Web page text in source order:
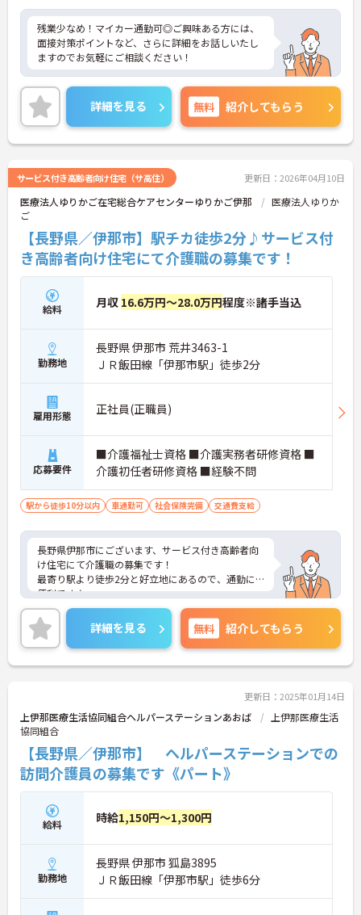
残業少なめ！マイカー通勤可◎ご興味ある方には、
面接対策ポイントなど、さらに詳細をお話しいたし
ますのでお気軽にご相談ください！
詳細を見る 無料 紹介してもらう
サービス付き高齢者向け住宅（サ高住） 更新日：2026年04月10日
医療法人ゆりかご在宅総合ケアセンターゆりかご伊那
医療法人ゆりか
ご
【長野県／伊那市】駅チカ徒歩2分♪サービス付
き高齢者向け住宅にて介護職の募集です！
給料 月収 16.6万円～28.0万円程度※諸手当込
勤務地
長野県 伊那市 荒井3463-1
ＪＲ飯田線「伊那市駅」徒歩2分
雇用形態 正社員(正職員)
応募要件
■介護福祉士資格 ■介護実務者研修資格 ■
介護初任者研修資格 ■経験不問
駅から徒歩10分以内 車通勤可 社会保険完備 交通費支給
長野県伊那市にございます、サービス付き高齢者向
け住宅にて介護職の募集です！
最寄り駅より徒歩2分と好立地にあるので、通勤に
便利です♪
賞与・昇給制度あり！頑張りをしっかりと評価して
いるので、モチベーションを保ちやすい環境です◎
ご興味のある方は、マイナビ介護職までお問い合わ
せください。
詳細を見る 無料 紹介してもらう
更新日：2025年01月14日
上伊那医療生活協同組合ヘルパーステーションあおば
上伊那医療生活
協同組合
【長野県／伊那市】 ヘルパーステーションでの
訪問介護員の募集です《パート》
給料 時給1,150円～1,300円
勤務地
長野県 伊那市 狐島3895
ＪＲ飯田線「伊那市駅」徒歩6分